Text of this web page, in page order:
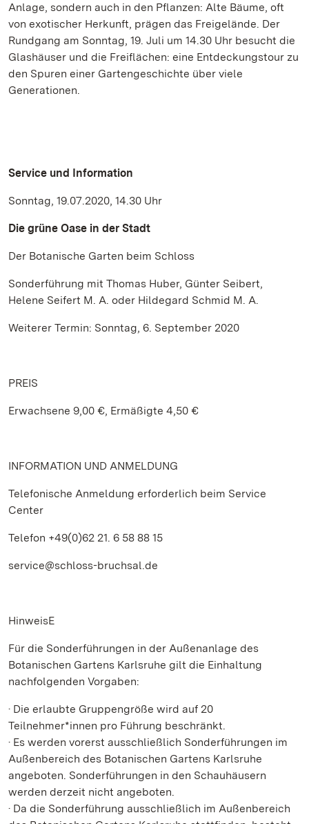
Anlage, sondern auch in den Pflanzen: Alte Bäume, oft
von exotischer Herkunft, prägen das Freigelände. Der
Rundgang am Sonntag, 19. Juli um 14.30 Uhr besucht die
Glashäuser und die Freiflächen: eine Entdeckungstour zu
den Spuren einer Gartengeschichte über viele
Generationen.
Service und Information
Sonntag, 19.07.2020, 14.30 Uhr
Die grüne Oase in der Stadt
Der Botanische Garten beim Schloss
Sonderführung mit Thomas Huber, Günter Seibert,
Helene Seifert M. A. oder Hildegard Schmid M. A.
Weiterer Termin: Sonntag, 6. September 2020
PREIS
Erwachsene 9,00 €, Ermäßigte 4,50 €
INFORMATION UND ANMELDUNG
Telefonische Anmeldung erforderlich beim Service
Center
Telefon +49(0)62 21. 6 58 88 15
service@schloss-bruchsal.de
HinweisE
Für die Sonderführungen in der Außenanlage des
Botanischen Gartens Karlsruhe gilt die Einhaltung
nachfolgenden Vorgaben:
· Die erlaubte Gruppengröße wird auf 20
Teilnehmer*innen pro Führung beschränkt.
· Es werden vorerst ausschließlich Sonderführungen im
Außenbereich des Botanischen Gartens Karlsruhe
angeboten. Sonderführungen in den Schauhäusern
werden derzeit nicht angeboten.
· Da die Sonderführung ausschließlich im Außenbereich